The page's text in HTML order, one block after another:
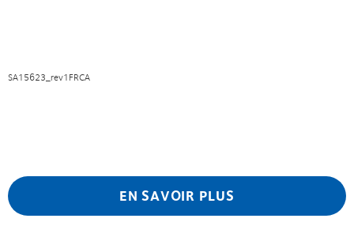
SA15623_rev1FRCA
EN SAVOIR PLUS